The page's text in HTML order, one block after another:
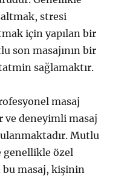
stresi
için yapılan bir
son masajının bir
sağlamaktır.
masaj
ve deneyimli masaj
Mutlu
genellikle özel
bu masaj, kişinin